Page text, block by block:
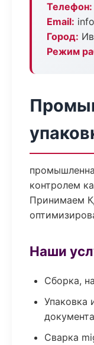
Телефон:
Email:
Город:
Режим
контролем
Принимаем
Наши
Сборка,
Упаковка
Сварка